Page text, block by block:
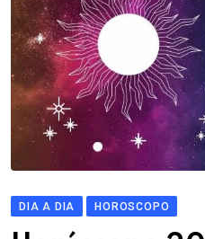
DIA A DIA HOROSCOPO